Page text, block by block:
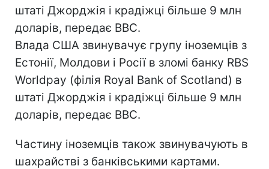
штаті Джорджія і крадіжці більше 9 млн
доларів, передає ВВС.
Влада США звинувачує групу іноземців з
Естонії, Молдови і Росії в зломі банку RBS
Worldpay (філія Royal Bank of Scotland) в
штаті Джорджія і крадіжці більше 9 млн
доларів, передає ВВС.
Частину іноземців також звинувачують в
шахрайстві з банківськими картами.